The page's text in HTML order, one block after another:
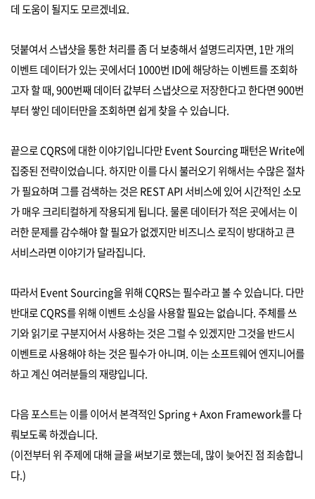
데 도움이 될지도 모르겠네요.
덧붙여서 스냅샷을 통한 처리를 좀 더 보충해서 설명드리자면, 1만 개의
이벤트 데이터가 있는 곳에서더 1000번 ID에 해당하는 이벤트를 조회하
고자 할 때, 900번째 데이터 값부터 스냅샷으로 저장한다고 한다면 900번
부터 쌓인 데이터만을 조회하면 쉽게 찾을 수 있습니다.
끝으로 CQRS에 대한 이야기입니다만 Event Sourcing 패턴은 Write에
집중된 전략이었습니다. 하지만 이를 다시 불러오기 위해서는 수많은 절차
가 필요하며 그를 검색하는 것은 REST API 서비스에 있어 시간적인 소모
가 매우 크리티컬하게 작용되게 됩니다. 물론 데이터가 적은 곳에서는 이
러한 문제를 감수해야 할 필요가 없겠지만 비즈니스 로직이 방대하고 큰
서비스라면 이야기가 달라집니다.
따라서 Event Sourcing을 위해 CQRS는 필수라고 볼 수 있습니다. 다만
반대로 CQRS를 위해 이벤트 소싱을 사용할 필요는 없습니다. 주체를 쓰
기와 읽기로 구분지어서 사용하는 것은 그럴 수 있겠지만 그것을 반드시
이벤트로 사용해야 하는 것은 필수가 아니며. 이는 소프트웨어 엔지니어를
하고 계신 여러분들의 재량입니다.
다음 포스트는 이를 이어서 본격적인 Spring + Axon Framework를 다
뤄보도록 하겠습니다.
(이전부터 위 주제에 대해 글을 써보기로 했는데, 많이 늦어진 점 죄송합니
다.)